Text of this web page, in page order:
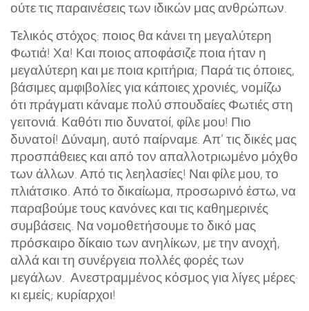
ούτε τις παραινέσεις των ιδικών μας ανθρώπων.
Τελικός στόχος: ποιος θα κάνει τη μεγαλύτερη
Φωτιά! Χα! Και ποιος αποφάσιζε ποια ήταν η
μεγαλύτερη και με ποια κριτήρια; Παρά τις όποιες,
βάσιμες αμφιβολίες για κάποιες χρονιές, νομίζω
ότι πράγματι κάναμε πολύ σπουδαίες Φωτιές στη
γειτονιά. Καθότι πιο δυνατοί, φίλε μου! Πιο
δυνατοί! Δύναμη, αυτό παίρναμε. Απ’ τις δικές μας
προσπάθειες και από τον απαλλοτριωμένο μόχθο
των άλλων. Από τις λεηλασίες! Ναι φίλε μου, το
πλιάτσικο. Από το δικαίωμα, προσωρινό έστω, να
παραβούμε τους κανόνες και τις καθημερινές
συμβάσεις. Να νομοθετήσουμε το δικό μας
πρόσκαιρο δίκαιο των ανηλίκων, με την ανοχή,
αλλά και τη συνέργεια πολλές φορές των
μεγάλων. Ανεστραμμένος κόσμος για λίγες μέρες·
κι εμείς; κυρίαρχοι!